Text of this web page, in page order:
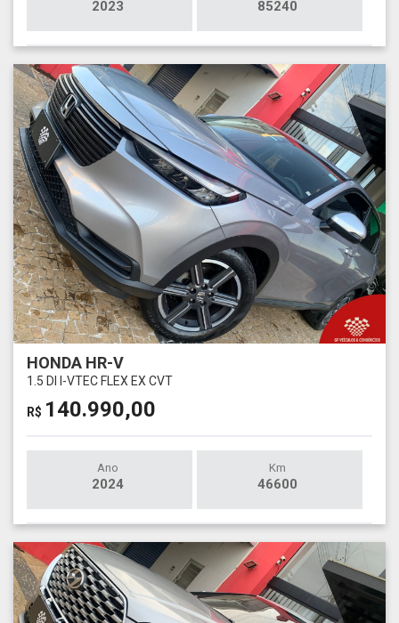
2023 85240
HONDA HR-V
1.5 DI I-VTEC FLEX EX CVT
R$ 140.990,00
Ano
2024
Km
46600